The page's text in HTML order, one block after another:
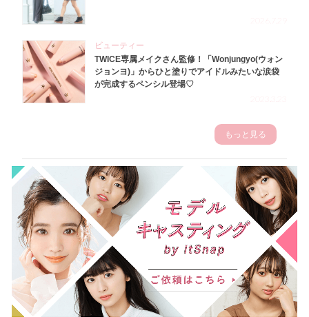
ビューティー
TWICE専属メイクさん監修！「Wonjungyo(ウォン
ジョンヨ)」からひと塗りでアイドルみたいな涙袋
が完成するペンシル登場♡
もっと見る